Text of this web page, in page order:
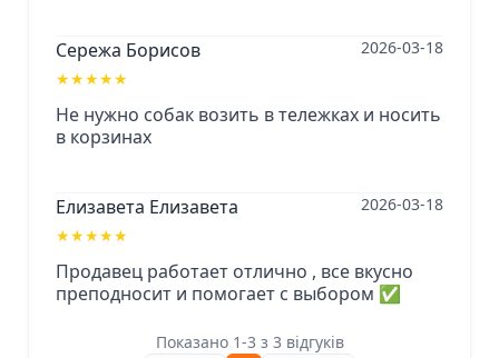
Сережа Борисов
★★★★★
2026-03-18
Не нужно собак возить в тележках и носить
в корзинах
Елизавета Елизавета
★★★★★
2026-03-18
Продавец работает отлично , все вкусно
преподносит и помогает с выбором ✅
Показано 1-3 з 3 відгуків